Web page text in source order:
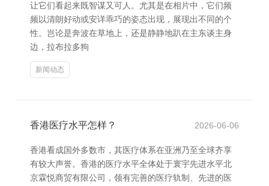
让它们看起来既智谋又可人。尤其是在相片中，它们频
频以清朗好动或安详乖巧的姿态出现，展现出不同的个
性。岂论是奔波在草地上，还是静静地趴在主东谈主身
边，拉布拉多狗
新闻动态
香港医疗水平怎样？ 2026-06-06
香港看成国外多数市，其医疗体系在亚洲乃至全球齐享
有较大声誉。香港的医疗水平全体处于寰宇先进水平北
京霖悦商贸有限公司，领有完善的医疗轨制、先进的医